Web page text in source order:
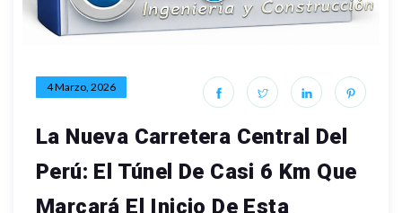
4 Marzo, 2026
La Nueva Carretera Central Del
Perú: El Túnel De Casi 6 Km Que
Marcará El Inicio De Esta